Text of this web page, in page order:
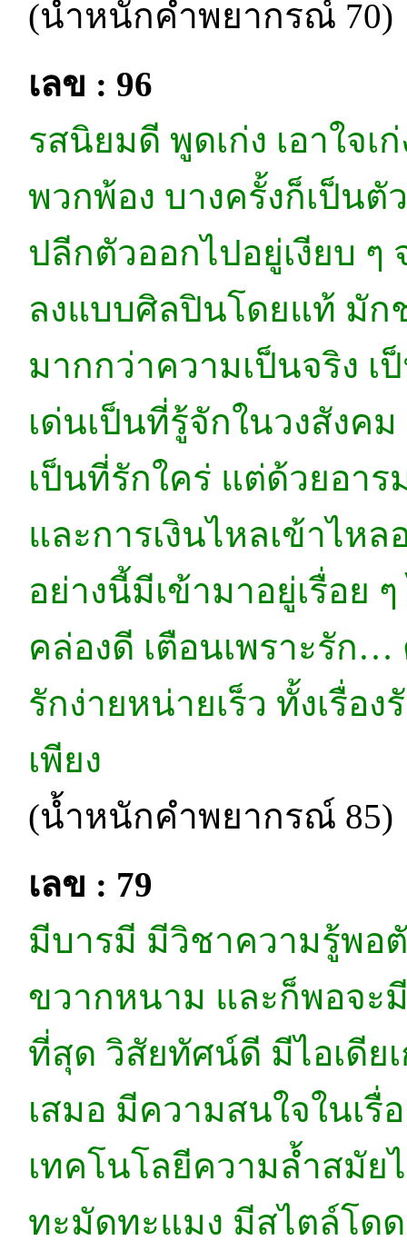
(น้ำหนักคำพยากรณ์ 70)
เลข : 96
รสนิยมดี พูดเก่ง เอาใจ
พวกพ้อง บางครั้งก็เป็นตั
ปลีกตัวออกไปอยู่เงียบ
ลงแบบศิลปินโดยแท้ มัก
มากกว่าความเป็นจริง
เด่นเป็นที่รู้จักในวงสัง
เป็นที่รักใคร่ แต่ด้วยอา
และการเงินไหลเข้าไห
อย่างนี้มีเข้ามาอยู่เรื่อย
คล่องดี เตือนเพราะรัก
รักง่ายหน่ายเร็ว ทั้งเรื่อ
เพียง
(น้ำหนักคำพยากรณ์ 85)
เลข : 79
มีบารมี มีวิชาความรู้พอ
ขวากหนาม และก็พอจะ
ที่สุด วิสัยทัศน์ดี มีไอเดีย
เสมอ มีความสนใจในเรื่
เทคโนโลยีความล้ำสมัย
ทะมัดทะแมง มีสไตล์โด